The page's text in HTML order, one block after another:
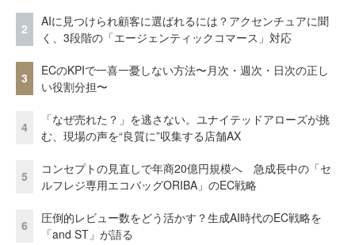
2
AIに見つけられ顧客に選ばれるには？アクセンチュアに聞
く、3段階の「エージェンティックコマース」対応
3
ECのKPIで一喜一憂しない方法〜月次・週次・日次の正し
い役割分担〜
4
「なぜ売れた？」を逃さない。ユナイテッドアローズが挑
む、現場の声を“良質に”収集する店舗AX
5
コンセプトの見直しで年商20億円規模へ 急成長中の「セ
ルフレジ専用エコバッグORIBA」のEC戦略
6
圧倒的レビュー数をどう活かす？生成AI時代のEC戦略を
「and ST」が語る